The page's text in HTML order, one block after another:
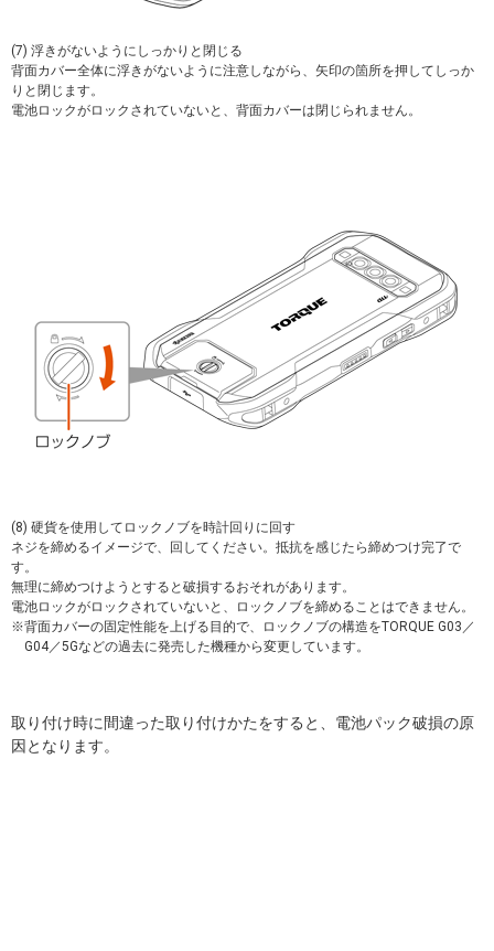
(7) 浮きがないようにしっかりと閉じる
背面カバー全体に浮きがないように注意しながら、矢印の箇所を押してしっか
りと閉じます。
電池ロックがロックされていないと、背面カバーは閉じられません。
(8) 硬貨を使用してロックノブを時計回りに回す
ネジを締めるイメージで、回してください。抵抗を感じたら締めつけ完了で
す。
無理に締めつけようとすると破損するおそれがあります。
電池ロックがロックされていないと、ロックノブを締めることはできません。
背面カバーの固定性能を上げる目的で、ロックノブの構造をTORQUE G03／
G04／5Gなどの過去に発売した機種から変更しています。
取り付け時に間違った取り付けかたをすると、電池パック破損の原
因となります。